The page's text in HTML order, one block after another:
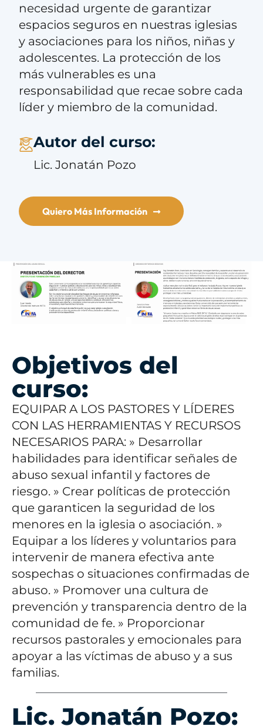
necesidad urgente de garantizar
espacios seguros en nuestras iglesias
y asociaciones para los niños, niñas y
adolescentes. La protección de los
más vulnerables es una
responsabilidad que recae sobre cada
líder y miembro de la comunidad.
Autor del curso:
Lic. Jonatán Pozo
Quiero Más Información
Objetivos del
curso:
EQUIPAR A LOS PASTORES Y LÍDERES
CON LAS HERRAMIENTAS Y RECURSOS
NECESARIOS PARA: » Desarrollar
habilidades para identificar señales de
abuso sexual infantil y factores de
riesgo. » Crear políticas de protección
que garanticen la seguridad de los
menores en la iglesia o asociación. »
Equipar a los líderes y voluntarios para
intervenir de manera efectiva ante
sospechas o situaciones confirmadas de
abuso. » Promover una cultura de
prevención y transparencia dentro de la
comunidad de fe. » Proporcionar
recursos pastorales y emocionales para
apoyar a las víctimas de abuso y a sus
familias.
Lic. Jonatán Pozo: